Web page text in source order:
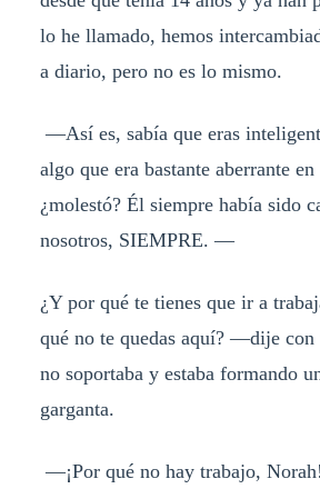
lo he llamado, hemos
a diario, pero no es lo mismo.
—Así es, sabía que eras
algo que era bastante aberrante
¿molestó? Él siempre había sido
nosotros, SIEMPRE. —
¿Y por qué te tienes que ir a
qué no te quedas aquí? —dije con
no soportaba y estaba formando
garganta.
—¡Por qué no hay trabajo,